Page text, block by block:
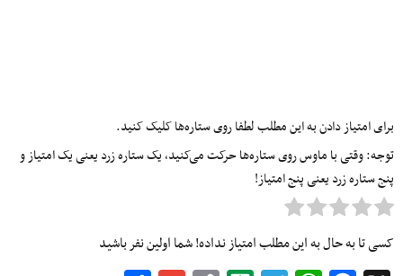
برای امتیاز دادن به این مطلب لطفا روی ستاره‌ها کلیک کنید.
توجه: وقتی با ماوس روی ستاره‌ها حرکت می‌کنید، یک ستاره زرد یعنی یک امتیاز و
پنج ستاره زرد یعنی پنج امتیاز!
کسی تا به حال به این مطلب امتیاز نداده! شما اولین نفر باشید